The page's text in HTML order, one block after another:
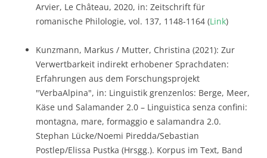
Arvier, Le Château, 2020, in: Zeitschrift für
romanische Philologie, vol. 137, 1148-1164 (Link)
Kunzmann, Markus / Mutter, Christina (2021): Zur
Verwertbarkeit indirekt erhobener Sprachdaten:
Erfahrungen aus dem Forschungsprojekt
"VerbaAlpina", in: Linguistik grenzenlos: Berge, Meer,
Käse und Salamander 2.0 – Linguistica senza confini:
montagna, mare, formaggio e salamandra 2.0.
Stephan Lücke/Noemi Piredda/Sebastian
Postlep/Elissa Pustka (Hrsgg.). Korpus im Text, Band